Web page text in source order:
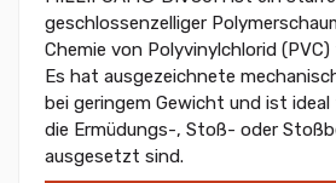
geschlossenzelliger
Chemie von Polyvinylchlorid
Es hat ausgezeichnete
bei geringem Gewicht und ist
die Ermüdungs-, Stoß- oder
ausgesetzt sind.